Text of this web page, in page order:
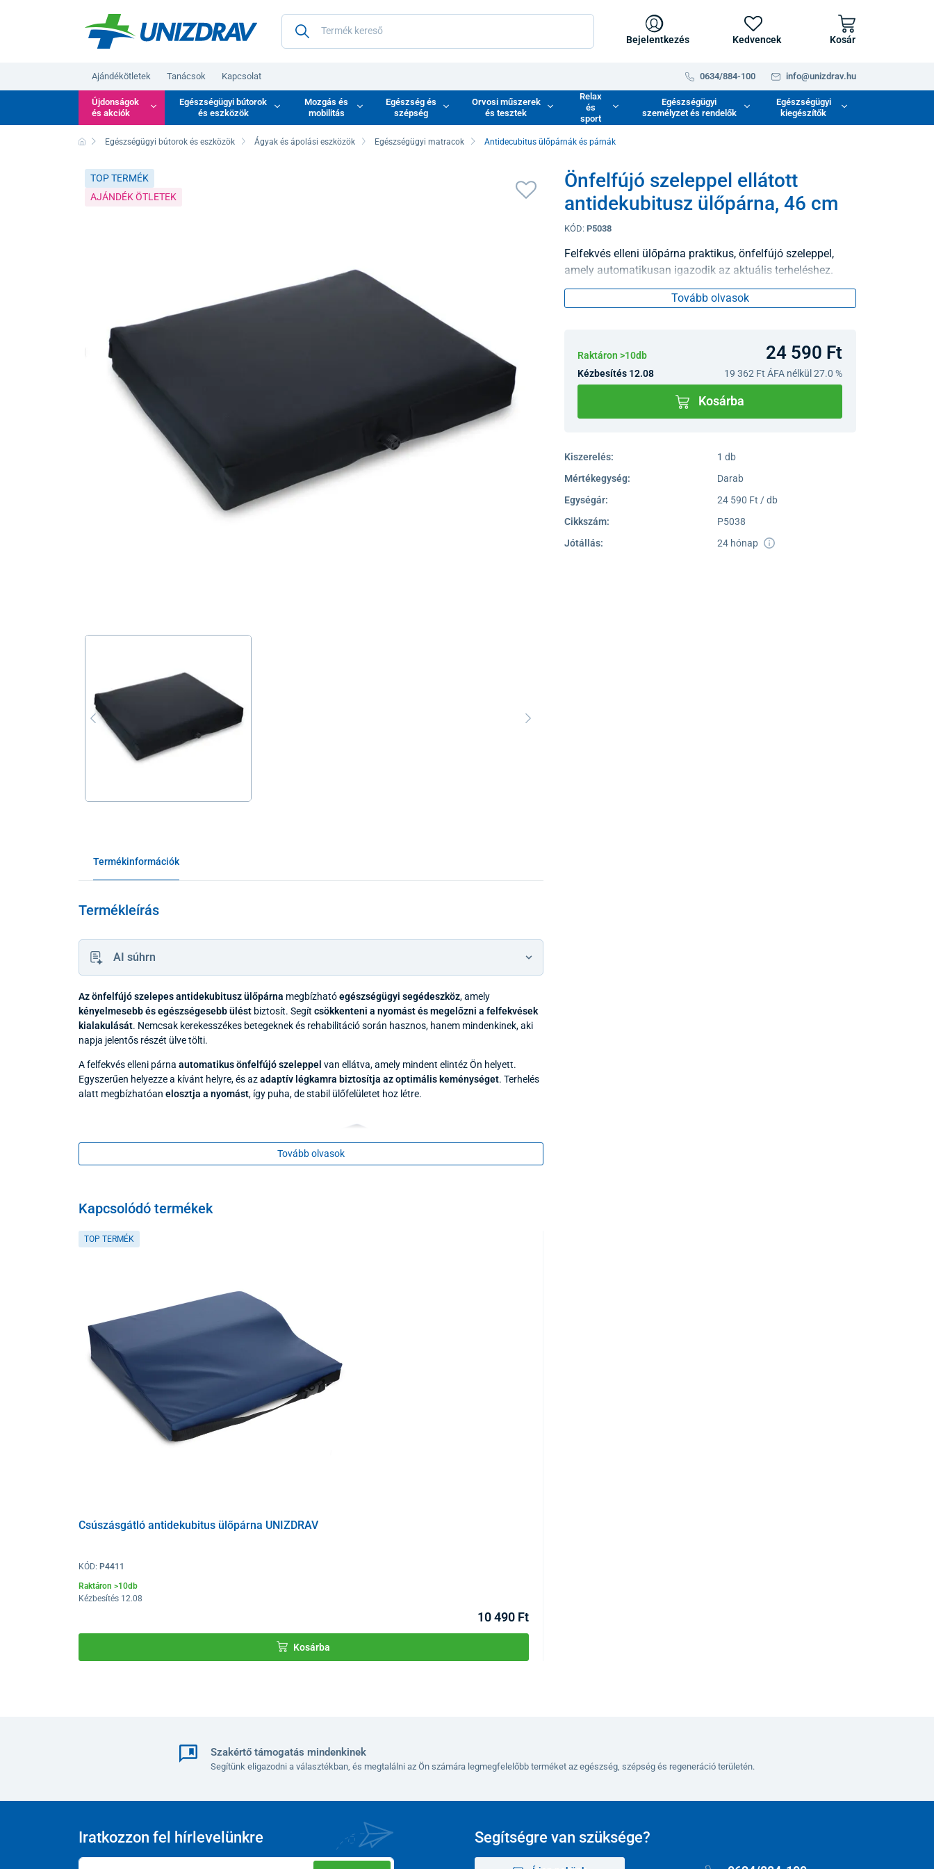
Bejelentkezés Kedvencek Kosár
Ajándékötletek Tanácsok Kapcsolat 0634/884-100 info@unizdrav.hu
Újdonságok
és akciók
Egészségügyi bútorok
és eszközök
Mozgás és
mobilitás
Egészség és
szépség
Orvosi műszerek
és tesztek
Relax
és
sport
Egészségügyi
személyzet és rendelők
Egészségügyi
kiegészítők
Egészségügyi bútorok és eszközök Ágyak és ápolási eszközök Egészségügyi matracok Antidecubitus ülőpárnák és párnák
Önfelfújó szeleppel ellátott
antidekubitusz ülőpárna, 46 cm
KÓD: P5038
Felfekvés elleni ülőpárna praktikus, önfelfújó szeleppel,
amely automatikusan igazodik az aktuális terheléshez.
Tovább olvasok
Raktáron >10db 24 590 Ft
Kézbesítés 12.08 19 362 Ft ÁFA nélkül 27.0 %
Kosárba
Kiszerelés:
1 db
Mértékegység:
Darab
Egységár:
24 590 Ft / db
Cikkszám:
P5038
Jótállás:
24 hónap
TOP TERMÉK
AJÁNDÉK ÖTLETEK
Termékinformációk
Termékleírás
AI súhrn
Az önfelfújó szelepes antidekubitusz ülőpárna megbízhatóegészségügyi segédeszköz, amely
kényelmesebb és egészségesebb üléstbiztosít. Segít csökkenteni a nyomást és megelőzni a felfekvések
kialakulását. Nemcsak kerekesszékes betegeknek és rehabilitáció során hasznos, hanem mindenkinek, aki
napja jelentős részét ülve tölti.
A felfekvés elleni párna automatikus önfelfújó szeleppel van ellátva, amely mindent elintéz Ön helyett.
Egyszerűen helyezze a kívánt helyre, és azadaptív légkamra biztosítja az optimális keménységet. Terhelés
alatt megbízhatóan elosztja a nyomást, így puha, de stabil ülőfelületet hoz létre.
A párna részeegy levehető, két rétegű huzat, amely könnyen tisztán tartható. A felső réteg biztosítja a
megfelelő légáramlást –légáteresztő és nedvességálló
párna nem kívánt elmozdulását használat közben. Még nagyobb biztonság érdekében
Tovább olvasok
Kapcsolódó termékek
TOP TERMÉK
Csúszásgátló antidekubitus ülőpárna UNIZDRAV
KÓD: P4411
Raktáron >10db
Kézbesítés 12.08
10 490 Ft
Kosárba
Szakértő támogatás mindenkinek
Segítünk eligazodni a választékban, és megtalálni az Ön számára legmegfelelőbb terméket az egészség, szépség és regeneráció területén.
Segítségre van szüksége?
Iratkozzon fel hírlevelünkre